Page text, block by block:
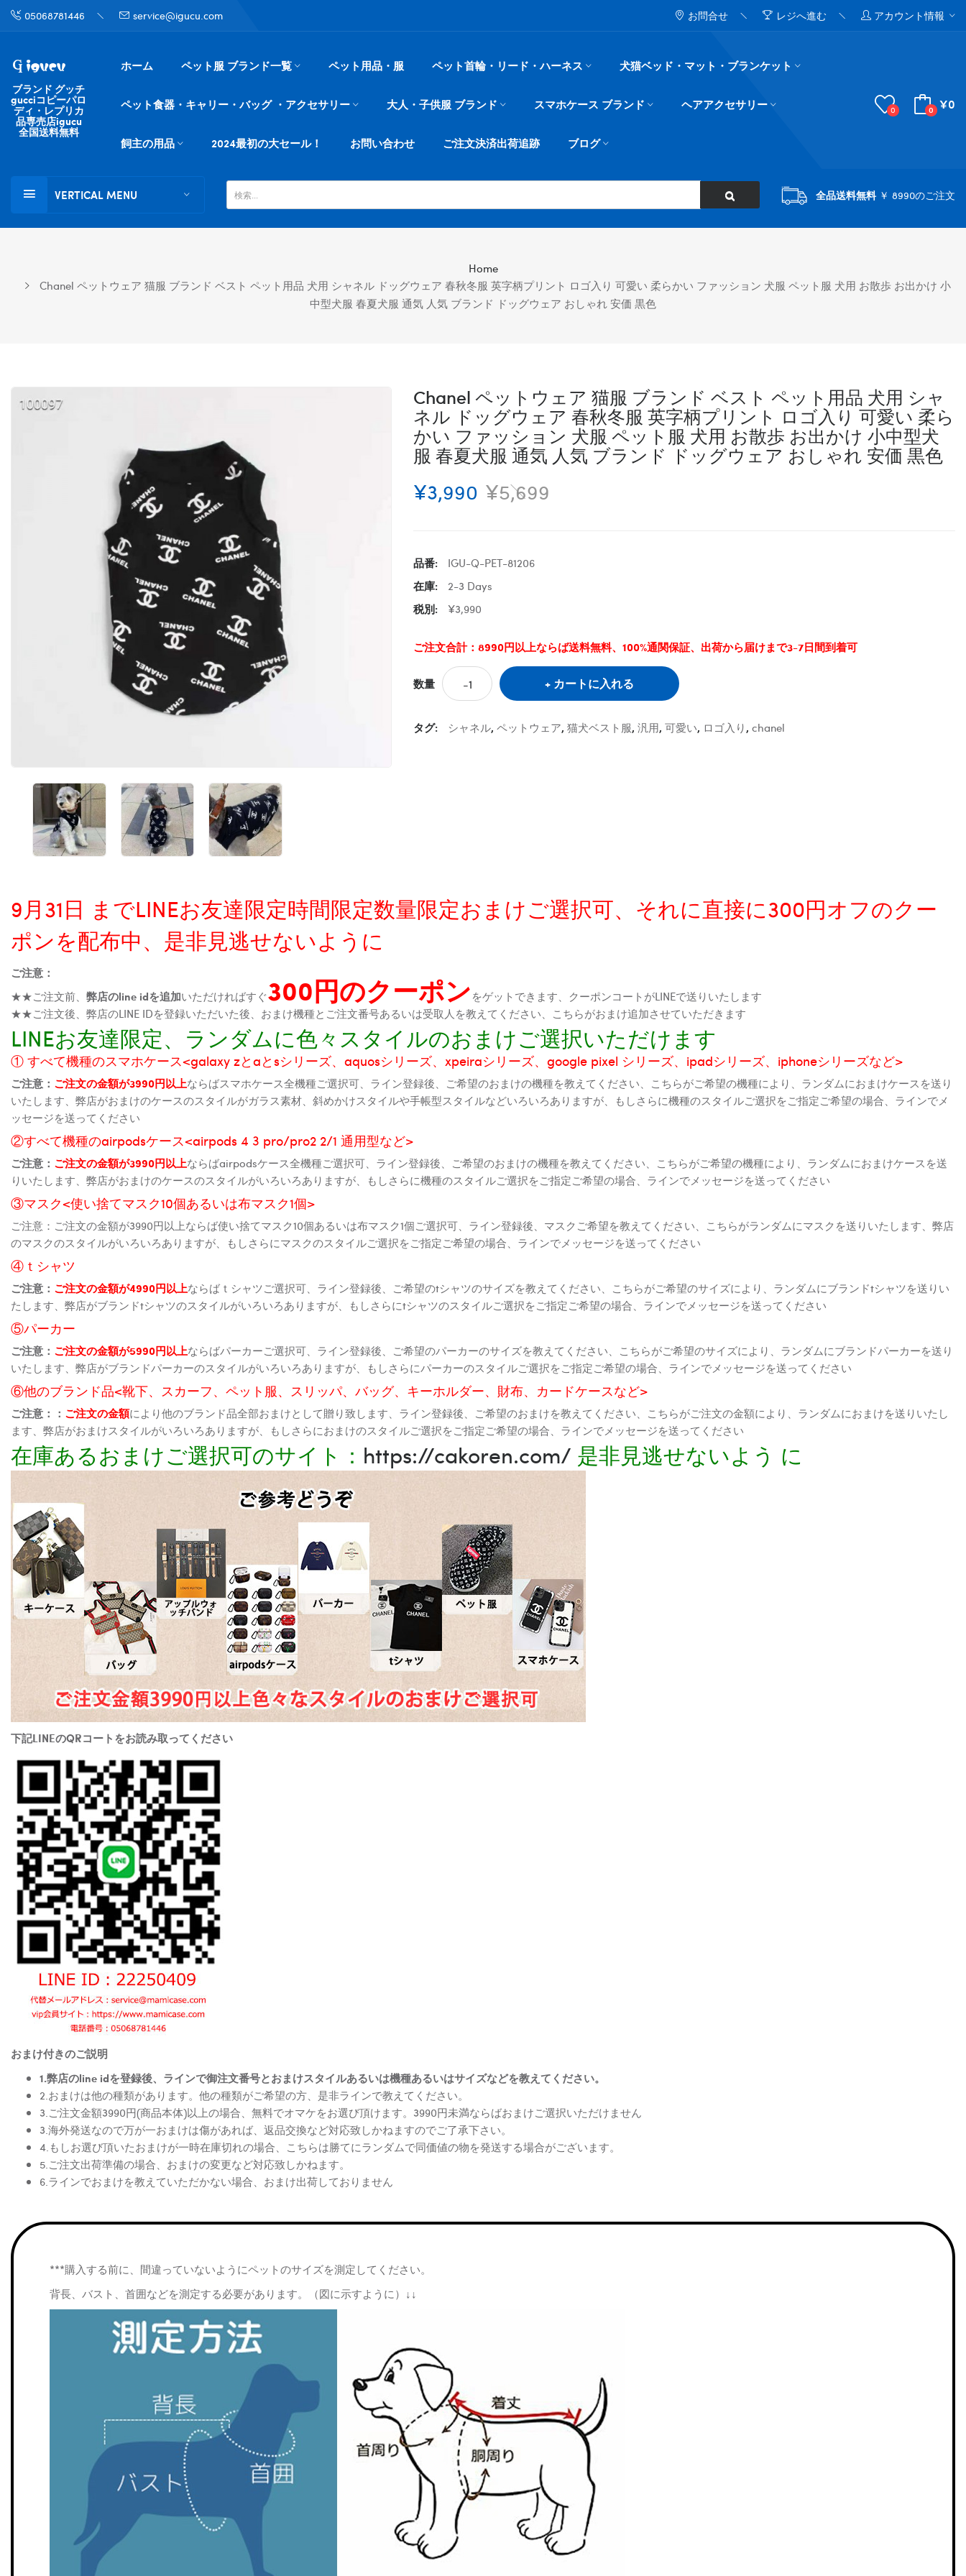
05068781446 service@igucu.com お問合せ レジへ進む アカウント情報
ブランド グッチ
gucciコピーパロ
ディ・レプリカ
品専売店igucu
全国送料無料
ホーム ペット服 ブランド一覧 ペット用品・服 ペット首輪・リード・ハーネス 犬猫ベッド・マット・ブランケット
ペット食器・キャリー・バッグ ・アクセサリー 大人・子供服 ブランド スマホケース ブランド ヘアアクセサリー
飼主の用品 2024最初の大セール！ お問い合わせ ご注文決済出荷追跡 ブログ
0 0 ¥0
VERTICAL MENU 全品送料無料￥ 8990のご注文
Home
Chanel ペットウェア 猫服 ブランド ベスト ペット用品 犬用 シャネル ドッグウェア 春秋冬服 英字柄プリント ロゴ入り 可愛い 柔らかい ファッション 犬服 ペット服 犬用 お散歩 お出かけ 小
中型犬服 春夏犬服 通気 人気 ブランド ドッグウェア おしゃれ 安価 黒色
Chanel ペットウェア 猫服 ブランド ベスト ペット用品 犬用 シャ
ネル ドッグウェア 春秋冬服 英字柄プリント ロゴ入り 可愛い 柔ら
かい ファッション 犬服 ペット服 犬用 お散歩 お出かけ 小中型犬
服 春夏犬服 通気 人気 ブランド ドッグウェア おしゃれ 安価 黒色
¥3,990 ¥5,699
品番:
IGU-Q-PET-81206
在庫:
2-3 Days
税別:
¥3,990
ご注文合計：8990円以上ならば送料無料、100%通関保証、出荷から届けまで3-7日間到着可
数量 カートに入れる
タグ: シャネル, ペットウェア, 猫犬ベスト服, 汎用, 可愛い, ロゴ入り, chanel
9月31日 までLINEお友達限定時間限定数量限定おまけご選択可、それに直接に300円オフのクー
ポンを配布中、是非見逃せないように
ご注意：
★★ご注文前、 弊店のline idを追加いただければすぐ300円のクーポンをゲットできます、クーポンコートがLINEで送りいたします
★★ご注文後、弊店のLINE IDを登録いただいた後、おまけ機種とご注文番号あるいは受取人を教えてください、こちらがおまけ追加させていただきます
LINEお友達限定、ランダムに色々スタイルのおまけご選択いただけます
① すべて機種のスマホケース<galaxy zとaとsシリーズ、aquosシリーズ、xpeiraシリーズ、google pixel シリーズ、ipadシリーズ、iphoneシリーズなど>
ご注意： ご注文の金額が3990円以上ならばスマホケース全機種ご選択可、ライン登録後、ご希望のおまけの機種を教えてください、こちらがご希望の機種により、ランダムにおまけケースを送り
いたします、弊店がおまけのケースのスタイルがガラス素材、斜めかけスタイルや手帳型スタイルなどいろいろありますが、もしさらに機種のスタイルご選択をご指定ご希望の場合、ラインでメ
ッセージを送ってください
②すべて機種のairpodsケース<airpods 4 3 pro/pro2 2/1 通用型など>
ご注意： ご注文の金額が3990円以上ならばairpodsケース全機種ご選択可、ライン登録後、ご希望のおまけの機種を教えてください、こちらがご希望の機種により、ランダムにおまけケースを送
りいたします、弊店がおまけのケースのスタイルがいろいろありますが、もしさらに機種のスタイルご選択をご指定ご希望の場合、ラインでメッセージを送ってください
③マスク<使い捨てマスク10個あるいは布マスク1個>
ご注意：ご注文の金額が3990円以上ならば使い捨てマスク10個あるいは布マスク1個ご選択可、ライン登録後、マスクご希望を教えてください、こちらがランダムにマスクを送りいたします、弊店
のマスクのスタイルがいろいろありますが、もしさらにマスクのスタイルご選択をご指定ご希望の場合、ラインでメッセージを送ってください
④ｔシャツ
ご注意： ご注文の金額が4990円以上ならばｔシャツご選択可、ライン登録後、ご希望のtシャツのサイズを教えてください、こちらがご希望のサイズにより、ランダムにブランドtシャツを送りい
たします、弊店がブランドtシャツのスタイルがいろいろありますが、もしさらにtシャツのスタイルご選択をご指定ご希望の場合、ラインでメッセージを送ってください
⑤パーカー
ご注意： ご注文の金額が5990円以上ならばパーカーご選択可、ライン登録後、ご希望のパーカーのサイズを教えてください、こちらがご希望のサイズにより、ランダムにブランドパーカーを送り
いたします、弊店がブランドパーカーのスタイルがいろいろありますが、もしさらにパーカーのスタイルご選択をご指定ご希望の場合、ラインでメッセージを送ってください
⑥他のブランド品<靴下、スカーフ、ペット服、スリッパ、バッグ、キーホルダー、財布、カードケースなど>
ご注意：： ご注文の金額により他のブランド品全部おまけとして贈り致します、ライン登録後、ご希望のおまけを教えてください、こちらがご注文の金額により、ランダムにおまけを送りいたし
ます、弊店がおまけスタイルがいろいろありますが、もしさらにおまけのスタイルご選択をご指定ご希望の場合、ラインでメッセージを送ってください
在庫あるおまけご選択可のサイト： https://cakoren.com/ 是非見逃せないよう に
下記LINEのQRコートをお読み取ってください
おまけ付きのご説明
1.弊店のline idを登録後、ラインで御注文番号とおまけスタイルあるいは機種あるいはサイズなどを教えてください。
2.おまけは他の種類があります。他の種類がご希望の方、是非ラインで教えてください。
3.ご注文金額3990円(商品本体)以上の場合、無料でオマケをお選び頂けます。3990円未満ならばおまけご選択いただけません
3.海外発送なので万が一おまけは傷があれば、返品交換など対応致しかねますのでご了承下さい。
4.もしお選び頂いたおまけが一時在庫切れの場合、こちらは勝てにランダムで同価値の物を発送する場合がございます。
5.ご注文出荷準備の場合、おまけの変更など対応致しかねます。
6.ラインでおまけを教えていただかない場合、おまけ出荷しておりません
***購入する前に、間違っていないようにペットのサイズを測定してください。
背長、バスト、首囲などを測定する必要があります。（図に示すように）↓↓